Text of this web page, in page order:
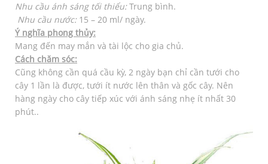
Nhu cầu ánh sáng tối thiểu: Trung bình.
Nhu cầu nước: 15 – 20 ml/ ngày.
Ý nghĩa phong thủy:
Mang đến may mắn và tài lộc cho gia chủ.
Cách chăm sóc:
Cũng không cần quá cầu kỳ, 2 ngày bạn chỉ cần tưới cho
cây 1 lần là được, tưới ít nước lên thân và gốc cây. Nên
hàng ngày cho cây tiếp xúc với ánh sáng nhẹ ít nhất 30
phút..